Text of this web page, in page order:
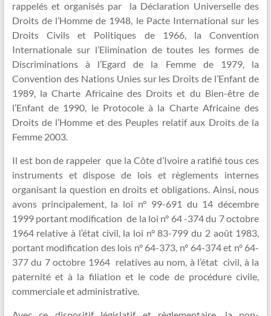
rappelés et organisés par la Déclaration Universelle des
Droits de l’Homme de 1948, le Pacte International sur les
Droits Civils et Politiques de 1966, la Convention
Internationale sur l’Elimination de toutes les formes de
Discriminations à l’Egard de la Femme de 1979, la
Convention des Nations Unies sur les Droits de l’Enfant de
1989, la Charte Africaine des Droits et du Bien-être de
l’Enfant de 1990, le Protocole à la Charte Africaine des
Droits de l’Homme et des Peuples relatif aux Droits de la
Femme 2003.
Il est bon de rappeler que la Côte d’Ivoire a ratifié tous ces
instruments et dispose de lois et règlements internes
organisant la question en droits et obligations. Ainsi, nous
avons principalement, la loi n° 99-691 du 14 décembre
1999 portant modification de la loi n° 64 -374 du 7 octobre
1964 relative à l’état civil, la loi n° 83-799 du 2 août 1983,
portant modification des lois n° 64-373, n° 64-374 et n° 64-
377 du 7 octobre 1964 relatives au nom, à l’état civil, à la
paternité et à la filiation et le code de procédure civile,
commerciale et administrative.